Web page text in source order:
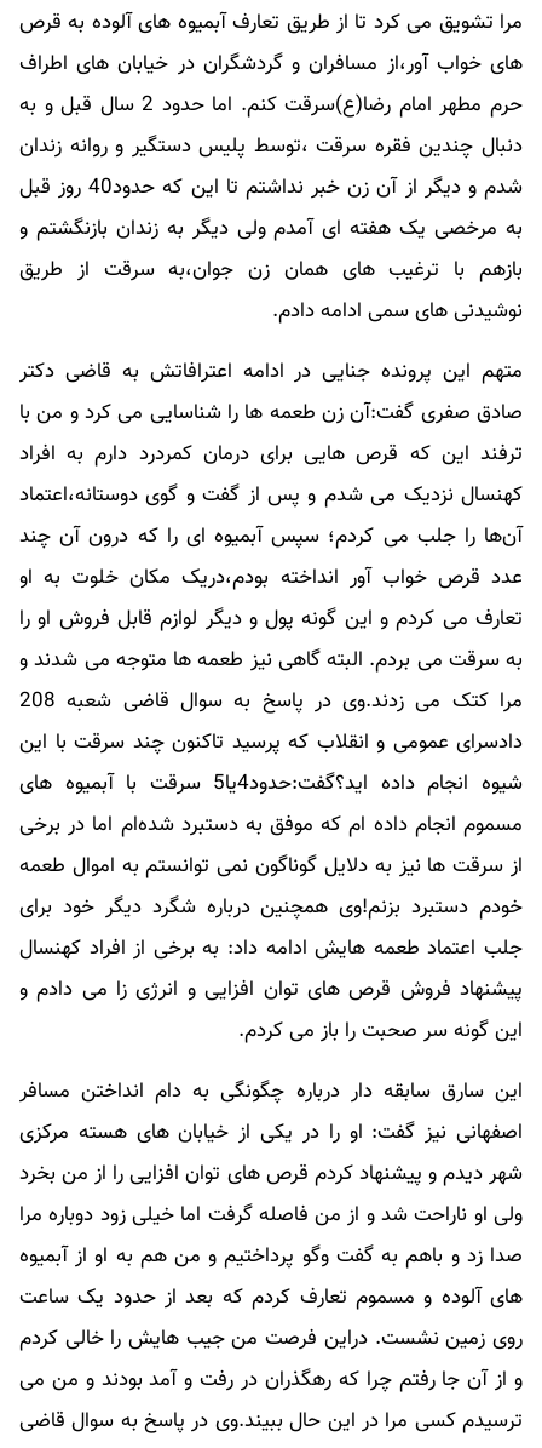
مرا تشویق می کرد تا از طریق تعارف آبمیوه های آلوده به قرص
های خواب آور،از مسافران و گردشگران در خیابان های اطراف
حرم مطهر امام رضا(ع)سرقت کنم. اما حدود 2 سال قبل و به
دنبال چندین فقره سرقت ،توسط پلیس دستگیر و روانه زندان
شدم و دیگر از آن زن خبر نداشتم تا این که حدود40 روز قبل
به مرخصی یک هفته ای آمدم ولی دیگر به زندان بازنگشتم و
بازهم با ترغیب های همان زن جوان،به سرقت از طریق
نوشیدنی های سمی ادامه دادم.
متهم این پرونده جنایی در ادامه اعترافاتش به قاضی دکتر
صادق صفری گفت:آن زن طعمه ها را شناسایی می کرد و من با
ترفند این که قرص هایی برای درمان کمردرد دارم به افراد
کهن‎سال نزدیک می شدم و پس از گفت و گوی دوستانه،اعتماد
آن‌ها را جلب می کردم؛ سپس آبمیوه ای را که درون آن چند
عدد قرص خواب آور انداخته بودم،دریک مکان خلوت به او
تعارف می کردم و این گونه پول و دیگر لوازم قابل فروش او را
به سرقت می بردم. البته گاهی نیز طعمه ها متوجه می شدند و
مرا کتک می زدند.وی در پاسخ به سوال قاضی شعبه 208
دادسرای عمومی و انقلاب که پرسید تاکنون چند سرقت با این
شیوه انجام داده اید؟گفت:حدود4یا5 سرقت با آبمیوه های
مسموم انجام داده ام که موفق به دستبرد شده‌ام اما در برخی
از سرقت ها نیز به دلایل گوناگون نمی توانستم به اموال طعمه
خودم دستبرد بزنم!وی همچنین درباره شگرد دیگر خود برای
جلب اعتماد طعمه هایش ادامه داد: به برخی از افراد کهن‎سال
پیشنهاد فروش قرص های توان افزایی و انرژی زا می دادم و
این گونه سر صحبت را باز می کردم.
این سارق سابقه دار درباره چگونگی به دام انداختن مسافر
اصفهانی نیز گفت: او را در یکی از خیابان های هسته مرکزی
شهر دیدم و پیشنهاد کردم قرص های توان افزایی را از من بخرد
ولی او ناراحت شد و از من فاصله گرفت اما خیلی زود دوباره مرا
صدا زد و باهم به گفت وگو پرداختیم و من هم به او از آبمیوه
های آلوده و مسموم تعارف کردم که بعد از حدود یک ساعت
روی زمین نشست. دراین فرصت من جیب هایش را خالی کردم
و از آن جا رفتم چرا که رهگذران در رفت و آمد بودند و من می
ترسیدم کسی مرا در این حال ببیند.وی در پاسخ به سوال قاضی